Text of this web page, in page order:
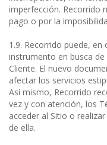
imperfección. Recorrido
pago o por la
1.9. Recorrido puede,
instrumento en busca
Cliente. El nuevo
afectar los servicios
Así mismo, Recorrido
vez y con atención, los
acceder al Sitio o
de ella.